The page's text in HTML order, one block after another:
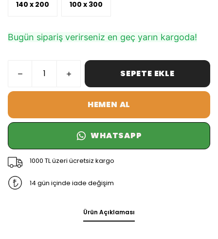
140 x 200 100 x 300
Bugün sipariş verirseniz en geç yarın kargoda!
SEPETE EKLE
HEMEN AL
WHATSAPP
1000 TL üzeri ücretsiz kargo
14 gün içinde iade değişim
Ürün Açıklaması